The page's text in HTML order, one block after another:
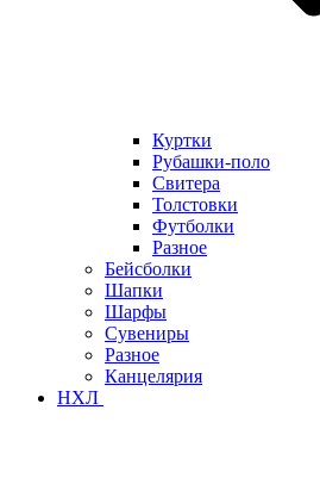
Куртки
Рубашки-поло
Свитера
Толстовки
Футболки
Разное
Бейсболки
Шапки
Шарфы
Сувениры
Разное
Канцелярия
НХЛ